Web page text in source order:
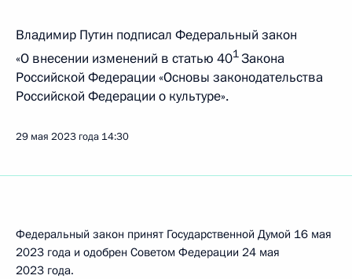
Владимир Путин подписал Федеральный закон
«О внесении изменений в статью 401Закона
Российской Федерации «Основы законодательства
Российской Федерации о культуре».
29 мая 2023 года 14:30
Федеральный закон принят Государственной Думой 16 мая
2023 года и одобрен Советом Федерации 24 мая
2023 года.